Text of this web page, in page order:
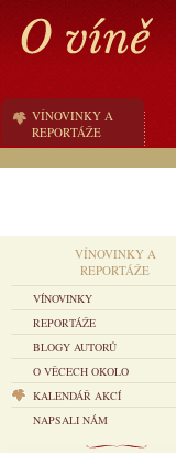
VÍNOVINKY A
REPORTÁŽE
VÍNOVINKY A
REPORTÁŽE
VÍNOVINKY
REPORTÁŽE
BLOGY AUTORŮ
O VĚCECH OKOLO
KALENDÁŘ AKCÍ
NAPSALI NÁM